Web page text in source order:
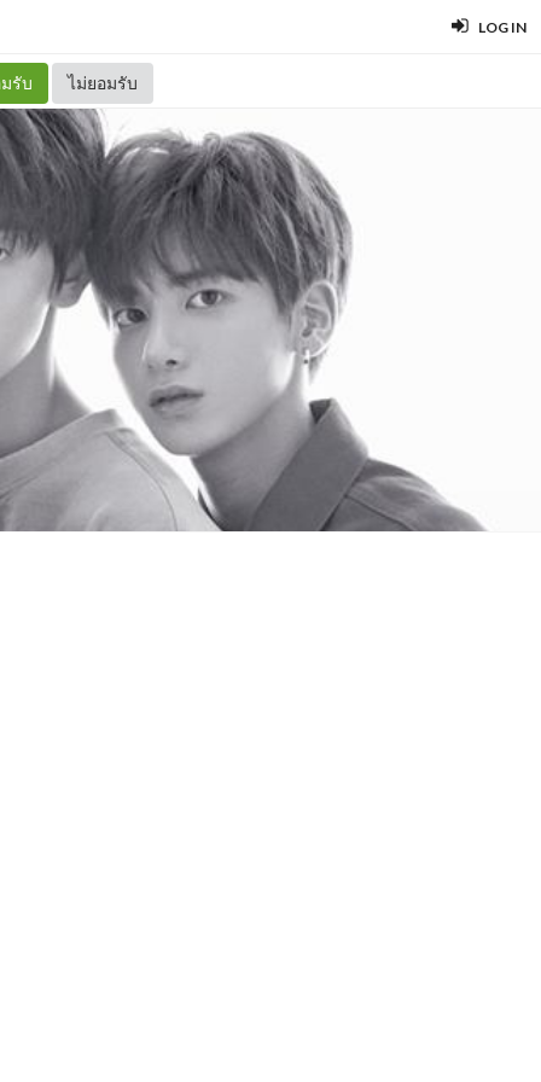
LOG IN
รับ ไม่ยอมรับ